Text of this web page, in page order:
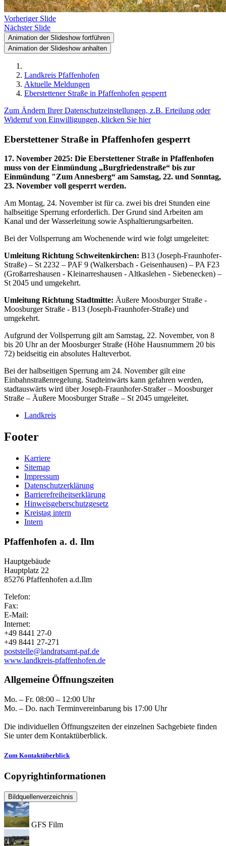
Vorheriger Slide
Nächster Slide
Animation der Slideshow fortführen
Animation der Slideshow anhalten
Landkreis Pfaffenhofen
Aktuelle Meldungen
Eberstettener Straße in Pfaffenhofen gesperrt
Zum Ändern Ihrer Datenschutzeinstellungen, z.B. Erteilung oder
Widerruf von Einwilligungen, klicken Sie hier
Eberstettener Straße in Pfaffenhofen gesperrt
17. November 2025: Die Eberstettener Straße in Pfaffenhofen
muss von der Einmündung „Burgfriedenstraße“ bis zur
Einmündung "Zum Annesberg“ am Samstag, 22. und Sonntag,
23. November voll gesperrt werden.
Am Montag, 24. November ist für ca. zwei bis drei Stunden eine
halbseitige Sperrung erforderlich. Der Grund sind Arbeiten am
Kanal und der Wasserleitung sowie Asphaltierungsarbeiten.
Bei der Vollsperrung am Wochenende wird wie folgt umgeleitet:
Umleitung Richtung Schweitenkirchen: B13 (Joseph-Fraunhofer-
Straße) – St 2232 – PAF 9 (Walkersbach - Geisenhausen) – PA F23
(Großarreshausen - Kleinarreshausen - Altkaslehen - Siebenecken) –
St 2045 und umgekehrt.
Umleitung Richtung Stadtmitte: Äußere Moosburger Straße -
Moosburger Straße - B13 (Joseph-Fraunhofer-Straße) und
umgekehrt.
Aufgrund der Vollsperrung gilt am Samstag, 22. November, von 8
bis 20 Uhr an der Moosburger Straße (Höhe Hausnummern 20 bis
72) beidseitig ein absolutes Halteverbot.
Bei der halbseitigen Sperrung am 24. November gilt eine
Einbahnstraßenregelung. Stadteinwärts kann gefahren werden,
stadtauswärts wird über Joseph-Fraunhofer-Straßer – Moosburger
Straße – Äußere Moosburger Straße – St 2045 umgeleitet.
Landkreis
Footer
Karriere
Sitemap
Impressum
Datenschutzerklärung
Barrierefreiheitserklärung
Hinweisgeberschutzgesetz
Kreistag intern
Intern
Pfaffenhofen a. d. Ilm
Hauptgebäude
Hauptplatz 22
85276 Pfaffenhofen a.d.Ilm
Telefon:
Fax:
E-Mail:
Internet:
+49 8441 27-0
+49 8441 27-271
poststelle@landratsamt-paf.de
www.landkreis-pfaffenhofen.de
Allgemeine Öffnungszeiten
Mo. – Fr. 08:00 – 12:00 Uhr
Mo. – Do. nach Terminvereinbarung bis 17:00 Uhr
Die individuellen Öffnungszeiten der einzelnen Sachgebiete finden
Sie unter dem Kontaktüberblick.
Zum Kontaktüberblick
Copyrightinformationen
Bildquellenverzeichnis
GFS Film